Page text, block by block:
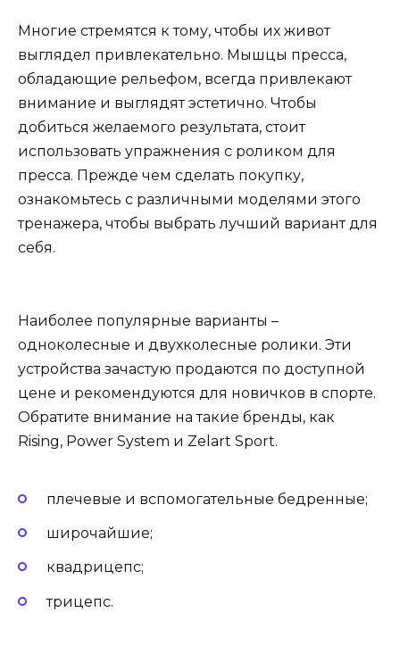
Многие стремятся к тому, чтобы их живот
выглядел привлекательно. Мышцы пресса,
обладающие рельефом, всегда привлекают
внимание и выглядят эстетично. Чтобы
добиться желаемого результата, стоит
использовать упражнения с роликом для
пресса. Прежде чем сделать покупку,
ознакомьтесь с различными моделями этого
тренажера, чтобы выбрать лучший вариант для
себя.
Наиболее популярные варианты –
одноколесные и двухколесные ролики. Эти
устройства зачастую продаются по доступной
цене и рекомендуются для новичков в спорте.
Обратите внимание на такие бренды, как
Rising, Power System и Zelart Sport.
плечевые и вспомогательные бедренные;
широчайшие;
квадрицепс;
трицепс.